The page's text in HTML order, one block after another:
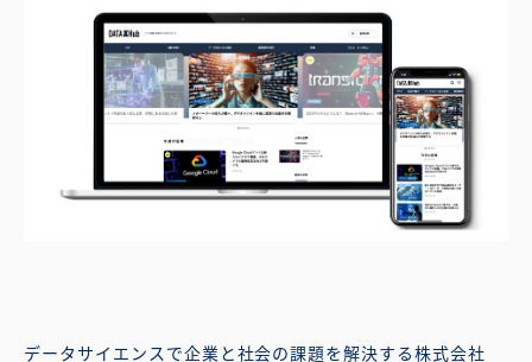
データサイエンスで企業と社会の課題を解決する株式会社